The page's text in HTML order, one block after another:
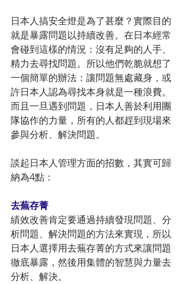
日本人搞安全燈是為了甚麼？實際目的
就是暴露問題以持續改善。在日本經常
會碰到這樣的情況：沒有足夠的人手、
精力去尋找問題。所以他們乾脆就想了
一個簡單的辦法：讓問題無處藏身，或
許日本人認為尋找本身就是一種浪費。
而且一旦遇到問題，日本人善於利用團
隊協作的力量，所有的人都趕到現場來
參與分析、解決問題。
談起日本人管理方面的招數，其實可歸
納為4點：
去蕪存菁
績效改善肯定要通過持續發現問題、分
析問題、解決問題的方法來實現，所以
日本人選擇用去蕪存菁的方式來讓問題
徹底暴露，然後用集體的智慧與力量去
分析、解決。